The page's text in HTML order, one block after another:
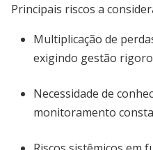
Principais riscos a
Multiplicação de
exigindo gestão
Necessidade de
monitoramento